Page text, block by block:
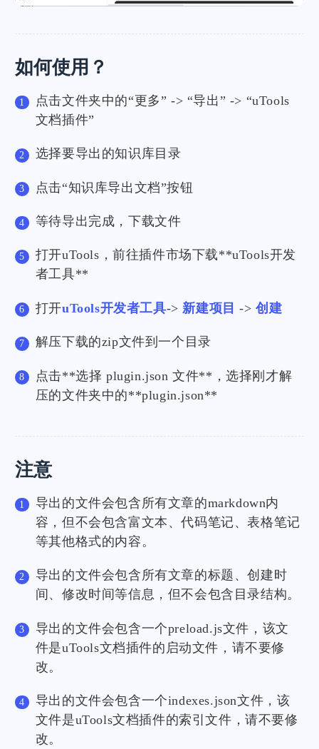
如何使用？
点击文件夹中的“更多” -> “导出” -> “uTools
文档插件”
选择要导出的知识库目录
点击“知识库导出文档”按钮
等待导出完成，下载文件
打开uTools，前往插件市场下载**uTools开发
者工具**
打开uTools开发者工具-> 新建项目 ->创建
解压下载的zip文件到一个目录
点击**选择 plugin.json 文件**，选择刚才解
压的文件夹中的**plugin.json**
注意
导出的文件会包含所有文章的markdown内
容，但不会包含富文本、代码笔记、表格笔记
等其他格式的内容。
导出的文件会包含所有文章的标题、创建时
间、修改时间等信息，但不会包含目录结构。
导出的文件会包含一个preload.js文件，该文
件是uTools文档插件的启动文件，请不要修
改。
导出的文件会包含一个indexes.json文件，该
文件是uTools文档插件的索引文件，请不要修
改。